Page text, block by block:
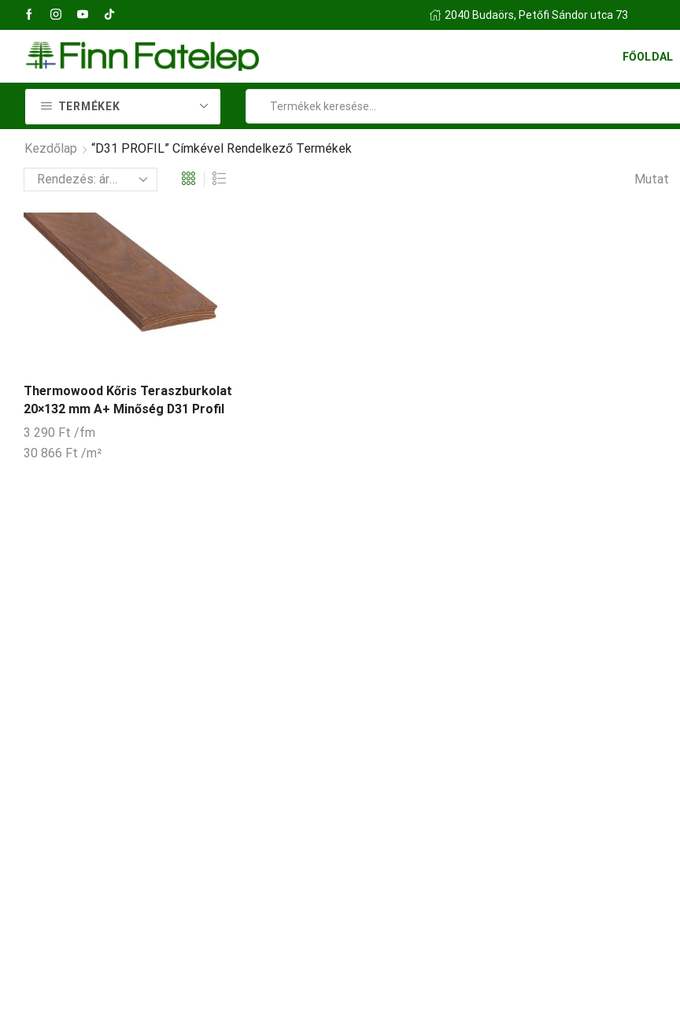
2040 Budaörs, Petőfi Sándor utca 73
FŐOLDAL
TERMÉKEK
input
Kezdőlap “D31 PROFIL” Címkével Rendelkező Termékek
Mutat
Thermowood Kőris Teraszburkolat
20×132 mm A+ Minőség D31 Profil
3 290 Ft /fm
30 866 Ft /m²